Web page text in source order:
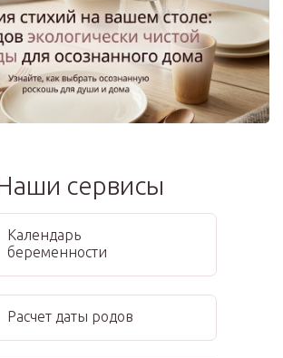
сервисы
Календарь
беременности
Расчет даты родов